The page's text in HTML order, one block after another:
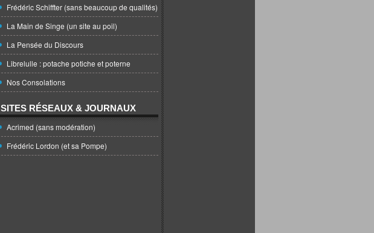
Frédéric Schiffter (sans beaucoup de qualités)
La Main de Singe (un site au poil)
La Pensée du Discours
Librelulle : potache potiche et poterne
Nos Consolations
SITES RÉSEAUX & JOURNAUX
Acrimed (sans modération)
Frédéric Lordon (et sa Pompe)